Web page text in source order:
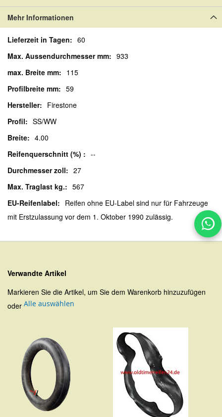
Mehr Informationen
Mehr
Informationen
60
933
115
59
Firestone
SS/WW
4.00
--
27
567
Reifen ohne EU-Label sind nur für Fahrzeuge
mit Erstzulassung vor dem 1. Oktober 1990 zulässig.
Verwandte Artikel
Markieren Sie die Artikel, um Sie dem Warenkorb hinzuzufügen
oder Alle auswählen